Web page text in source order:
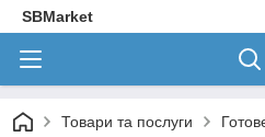
SBMarket
Товари та послуги